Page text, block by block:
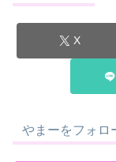
X
やまーをフォロ